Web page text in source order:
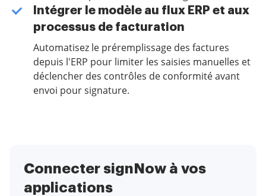
Intégrer le modèle au flux ERP et aux
processus de facturation
Automatisez le préremplissage des factures
depuis l'ERP pour limiter les saisies manuelles et
déclencher des contrôles de conformité avant
envoi pour signature.
Connecter signNow à vos
applications